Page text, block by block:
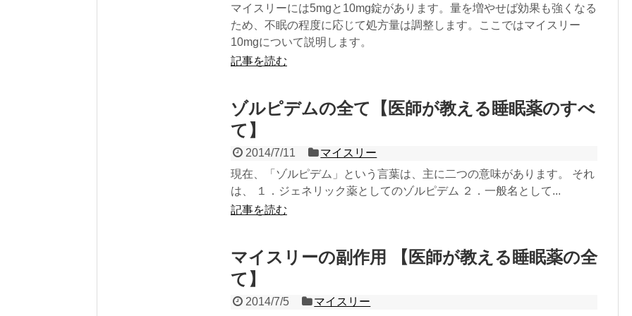
マイスリーには5mgと10mg錠があります。量を増やせば効果も強くなる
ため、不眠の程度に応じて処方量は調整します。ここではマイスリー
10mgについて説明します。
記事を読む
ゾルピデムの全て【医師が教える睡眠薬のすべ
て】
2014/7/11
マイスリー
現在、「ゾルピデム」という言葉は、主に二つの意味があります。 それ
は、 １．ジェネリック薬としてのゾルピデム ２．一般名として...
記事を読む
マイスリーの副作用 【医師が教える睡眠薬の全
て】
2014/7/5 マイスリー